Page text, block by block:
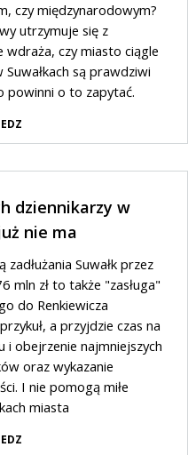
czy międzynarodowym?
utrzymuje się z
wdraża, czy miasto ciągle
Suwałkach są prawdziwi
powinni o to zapytać.
dziennikarzy w
nie ma
zadłużania Suwałk przez
mln zł to także "zasługa"
do Renkiewicza
a przyjdzie czas na
i obejrzenie najmniejszych
oraz wykazanie
I nie pomogą miłe
miasta